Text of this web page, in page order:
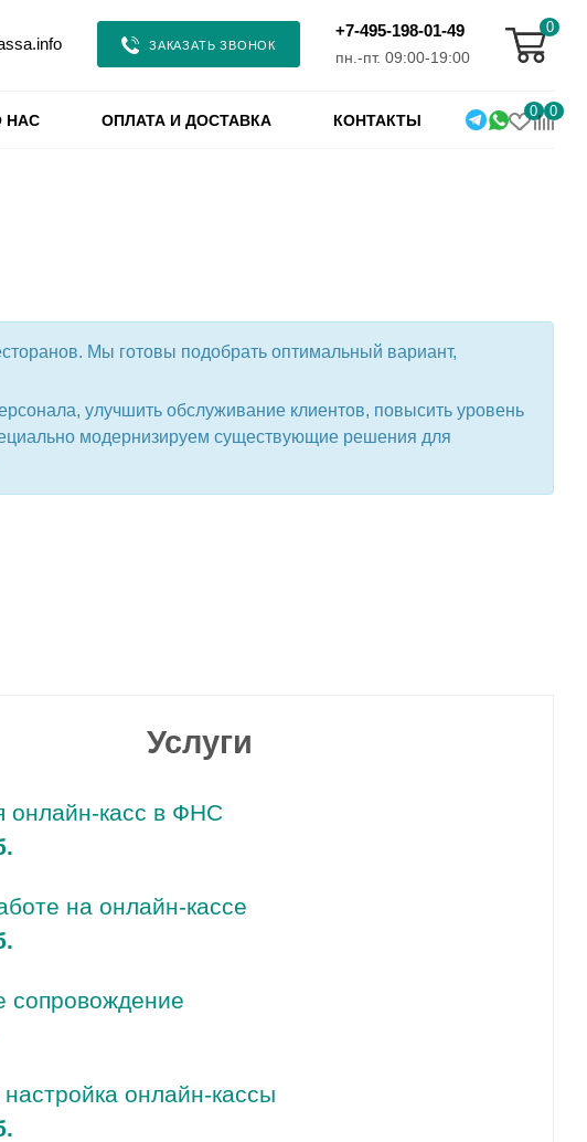
ЗАКАЗАТЬ ЗВОНОК
+7-495-198-01-49
пн.-пт. 09:00-19:00
0
НАС ОПЛАТА И ДОСТАВКА КОНТАКТЫ
0 0
Мы готовы подобрать оптимальный вариант,
улучшить обслуживание клиентов, повысить уровень
модернизируем существующие решения для
Услуги
онлайн-касс в ФНС
на онлайн-кассе
сопровождение
онлайн-кассы